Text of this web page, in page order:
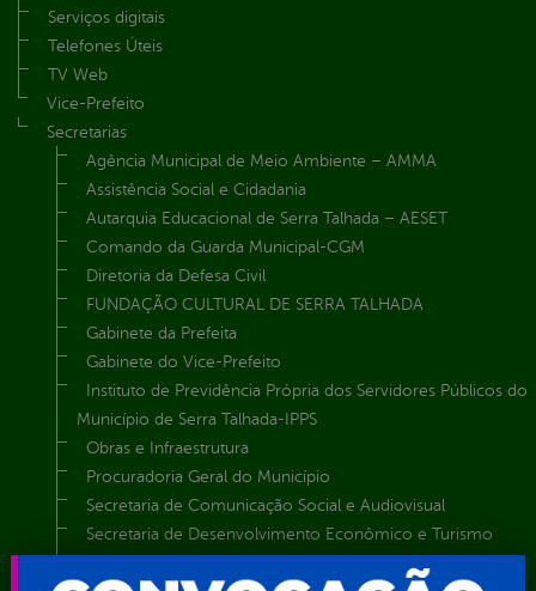
Serviços digitais
Telefones Úteis
TV Web
Vice-Prefeito
Secretarias
Agência Municipal de Meio Ambiente – AMMA
Assistência Social e Cidadania
Autarquia Educacional de Serra Talhada – AESET
Comando da Guarda Municipal-CGM
Diretoria da Defesa Civil
FUNDAÇÃO CULTURAL DE SERRA TALHADA
Gabinete da Prefeita
Gabinete do Vice-Prefeito
Instituto de Previdência Própria dos Servidores Públicos do
Município de Serra Talhada-IPPS
Obras e Infraestrutura
Procuradoria Geral do Município
Secretaria de Comunicação Social e Audiovisual
Secretaria de Desenvolvimento Econômico e Turismo